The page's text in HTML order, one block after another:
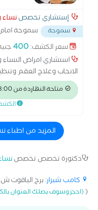
إستشاري تخصصنساء
سموحة سموحة امام
سعر الكشف:400
استشاري امراض النساء
الانجاب وعلاج العقم
والكشف بالاشعة
متاحة النهاردة من 8:00 مساءً
المزيد من اطباء
دكتورة تخصص تخصص
كامب شيزار: برج الياقوت
((احجز وسوف يصلك العنوان